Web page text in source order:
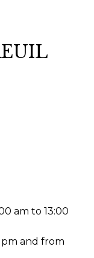
am to 13:00
pm and from